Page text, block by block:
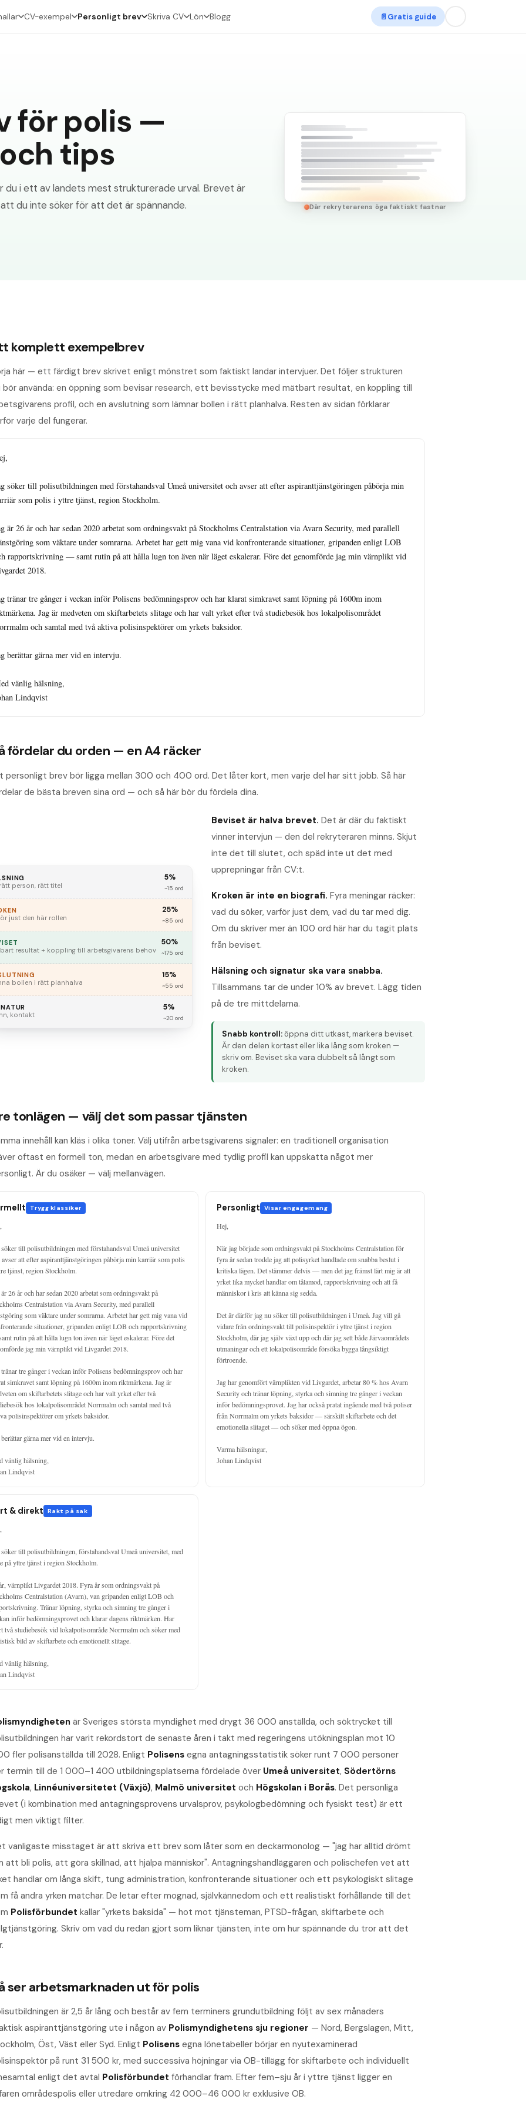
CV-exempel Personligt brev Skriva CV Lön Blogg 📄 Gratis guide
för polis —
tips
du i ett av landets mest strukturerade urval. Brevet är
du inte söker för att det är spännande.
Där rekryterarens öga faktiskt fastnar
komplett exempelbrev
här — ett färdigt brev skrivet enligt mönstret som faktiskt landar intervjuer. Det följer strukturen
bör använda: en öppning som bevisar research, ett bevisstycke med mätbart resultat, en koppling till
profil, och en avslutning som lämnar bollen i rätt planhalva. Resten av sidan förklarar
varje del fungerar.
söker till polisutbildningen med förstahandsval Umeå universitet och avser att efter aspiranttjänstgöringen påbörja min
som polis i yttre tjänst, region Stockholm.
är 26 år och har sedan 2020 arbetat som ordningsvakt på Stockholms Centralstation via Avarn Security, med parallell
som väktare under somrarna. Arbetet har gett mig vana vid konfronterande situationer, gripanden enligt LOB
rapportskrivning — samt rutin på att hålla lugn ton även när läget eskalerar. Före det genomförde jag min värnplikt vid
2018.
tränar tre gånger i veckan inför Polisens bedömningsprov och har klarat simkravet samt löpning på 1600m inom
Jag är medveten om skiftarbetets slitage och har valt yrket efter två studiebesök hos lokalpolisområdet
och samtal med två aktiva polisinspektörer om yrkets baksidor.
berättar gärna mer vid en intervju.
vänlig hälsning,
Lindqvist
fördelar du orden — en A4 räcker
personligt brev bör ligga mellan 300 och 400 ord. Det låter kort, men varje del har sitt jobb. Så här
de bästa breven sina ord — och så här bör du fördela dina.
person, rätt titel
5%
~15 ord
just den här rollen
25%
~85 ord
resultat + koppling till arbetsgivarens behov
50%
~175 ord
bollen i rätt planhalva
15%
~55 ord
kontakt
5%
~20 ord
Beviset är halva brevet. Det är där du faktiskt
vinner intervjun — den del rekryteraren minns. Skjut
inte det till slutet, och späd inte ut det med
upprepningar från CV:t.
Kroken är inte en biografi. Fyra meningar räcker:
vad du söker, varför just dem, vad du tar med dig.
Om du skriver mer än 100 ord här har du tagit plats
från beviset.
Hälsning och signatur ska vara snabba.
Tillsammans tar de under 10% av brevet. Lägg tiden
på de tre mittdelarna.
Snabb kontroll: öppna ditt utkast, markera beviset.
Är den delen kortast eller lika lång som kroken —
skriv om. Beviset ska vara dubbelt så långt som
kroken.
tonlägen — välj det som passar tjänsten
innehåll kan kläs i olika toner. Välj utifrån arbetsgivarens signaler: en traditionell organisation
oftast en formell ton, medan en arbetsgivare med tydlig profil kan uppskatta något mer
Är du osäker — välj mellanvägen.
Trygg klassiker
söker till polisutbildningen med förstahandsval Umeå universitet
avser att efter aspiranttjänstgöringen påbörja min karriär som polis
tjänst, region Stockholm.
är 26 år och har sedan 2020 arbetat som ordningsvakt på
Centralstation via Avarn Security, med parallell
som väktare under somrarna. Arbetet har gett mig vana vid
situationer, gripanden enligt LOB och rapportskrivning
rutin på att hålla lugn ton även när läget eskalerar. Före det
jag min värnplikt vid Livgardet 2018.
tränar tre gånger i veckan inför Polisens bedömningsprov och har
simkravet samt löpning på 1600m inom riktmärkena. Jag är
om skiftarbetets slitage och har valt yrket efter två
hos lokalpolisområdet Norrmalm och samtal med två
polisinspektörer om yrkets baksidor.
berättar gärna mer vid en intervju.
vänlig hälsning,
Lindqvist
Personligt Visar engagemang
Hej,
När jag började som ordningsvakt på Stockholms Centralstation för
fyra år sedan trodde jag att polisyrket handlade om snabba beslut i
kritiska lägen. Det stämmer delvis — men det jag främst lärt mig är att
yrket lika mycket handlar om tålamod, rapportskrivning och att få
människor i kris att känna sig sedda.
Det är därför jag nu söker till polisutbildningen i Umeå. Jag vill gå
vidare från ordningsvakt till polisinspektör i yttre tjänst i region
Stockholm, där jag själv växt upp och där jag sett både Järvaområdets
utmaningar och ett lokalpolisområde försöka bygga långsiktigt
förtroende.
Jag har genomfört värnplikten vid Livgardet, arbetar 80 % hos Avarn
Security och tränar löpning, styrka och simning tre gånger i veckan
inför bedömningsprovet. Jag har också pratat ingående med två poliser
från Norrmalm om yrkets baksidor — särskilt skiftarbete och det
emotionella slitaget — och söker med öppna ögon.
Varma hälsningar,
Johan Lindqvist
& direkt Rakt på sak
söker till polisutbildningen, förstahandsval Umeå universitet, med
på yttre tjänst i region Stockholm.
värnplikt Livgardet 2018. Fyra år som ordningsvakt på
Centralstation (Avarn), van gripanden enligt LOB och
Tränar löpning, styrka och simning tre gånger i
inför bedömningsprovet och klarar dagens riktmärken. Har
två studiebesök vid lokalpolisområde Norrmalm och söker med
bild av skiftarbete och emotionellt slitage.
vänlig hälsning,
Lindqvist
är Sveriges största myndighet med drygt 36 000 anställda, och söktrycket till
har varit rekordstort de senaste åren i takt med regeringens utökningsplan mot 10
fler polisanställda till 2028. Enligt Polisens egna antagningsstatistik söker runt 7 000 personer
termin till de 1 000–1 400 utbildningsplatserna fördelade över Umeå universitet, Södertörns
, Linnéuniversitetet (Växjö), Malmö universitet och Högskolan i Borås. Det personliga
(i kombination med antagningsprovens urvalsprov, psykologbedömning och fysiskt test) är ett
men viktigt filter.
vanligaste misstaget är att skriva ett brev som låter som en deckarmonolog — "jag har alltid drömt
att bli polis, att göra skillnad, att hjälpa människor". Antagningshandläggaren och polischefen vet att
handlar om långa skift, tung administration, konfronterande situationer och ett psykologiskt slitage
få andra yrken matchar. De letar efter mognad, självkännedom och ett realistiskt förhållande till det
Polisförbundet kallar "yrkets baksida" — hot mot tjänsteman, PTSD-frågan, skiftarbete och
Skriv om vad du redan gjort som liknar tjänsten, inte om hur spännande du tror att det
ser arbetsmarknaden ut för polis
är 2,5 år lång och består av fem terminers grundutbildning följt av sex månaders
aspiranttjänstgöring ute i någon av Polismyndighetens sju regioner — Nord, Bergslagen, Mitt,
Öst, Väst eller Syd. Enligt Polisens egna lönetabeller börjar en nyutexaminerad
på runt 31 500 kr, med successiva höjningar via OB-tillägg för skiftarbete och individuellt
enligt det avtal Polisförbundet förhandlar fram. Efter fem–sju år i yttre tjänst ligger en
områdespolis eller utredare omkring 42 000–46 000 kr exklusive OB.